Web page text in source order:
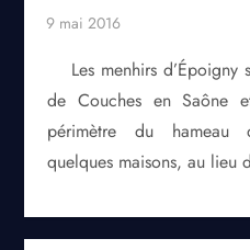
Les menhirs d’Époigny
de Couches en Saône
périmètre du hameau
quelques maisons, au lieu